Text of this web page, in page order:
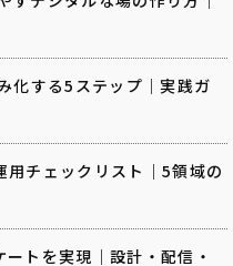
化する5ステップ｜実践ガ
チェックリスト｜5領域の
トを実現｜設計・配信・